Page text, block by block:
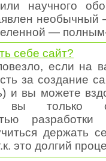
научного
—
себе сайт?
если на
за создание
и вы можете
только
держать
это долгий